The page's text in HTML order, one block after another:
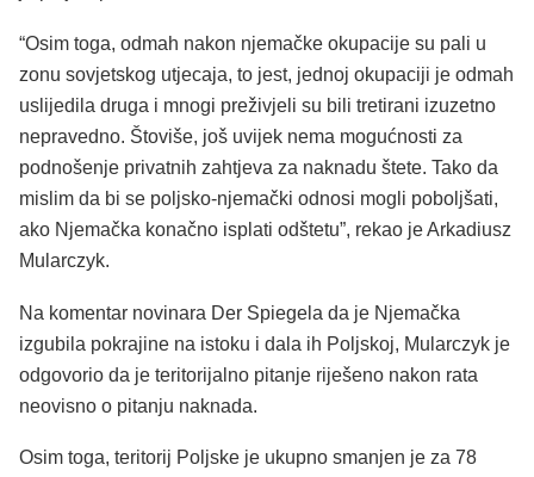
“Osim toga, odmah nakon njemačke okupacije su pali u
zonu sovjetskog utjecaja, to jest, jednoj okupaciji je odmah
uslijedila druga i mnogi preživjeli su bili tretirani izuzetno
nepravedno. Štoviše, još uvijek nema mogućnosti za
podnošenje privatnih zahtjeva za naknadu štete. Tako da
mislim da bi se poljsko-njemački odnosi mogli poboljšati,
ako Njemačka konačno isplati odštetu”, rekao je Arkadiusz
Mularczyk.
Na komentar novinara Der Spiegela da je Njemačka
izgubila pokrajine na istoku i dala ih Poljskoj, Mularczyk je
odgovorio da je teritorijalno pitanje riješeno nakon rata
neovisno o pitanju naknada.
Osim toga, teritorij Poljske je ukupno smanjen je za 78